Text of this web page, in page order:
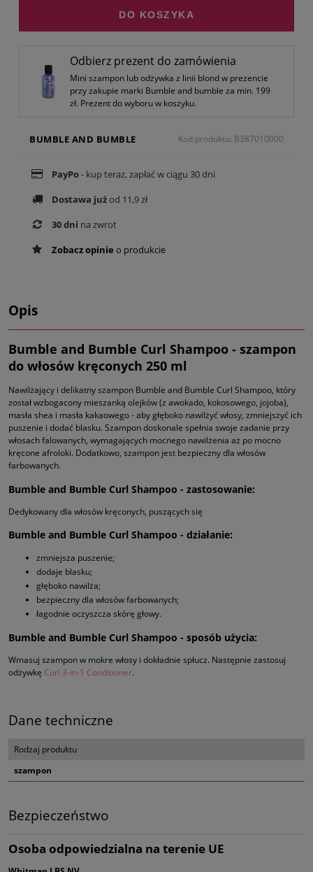
Odbierz prezent do zamówienia
Mini szampon lub odżywka z linii blond w prezencie
przy zakupie marki Bumble and bumble za min. 199
zł. Prezent do wyboru w koszyku.
DO KOSZYKA
BUMBLE AND BUMBLE Kod produktu: B387010000
PayPo- kup teraz, zapłać w ciągu 30 dni
Dostawa jużod 11,9 zł
30 dni na zwrot
Zobacz opinie o produkcie
Opis
Bumble and Bumble Curl Shampoo - szampon
do włosów kręconych 250 ml
Nawilżający i delikatny szampon Bumble and Bumble Curl Shampoo, który
został wzbogacony mieszanką olejków (z awokado, kokosowego, jojoba),
masła shea i masła kakaowego - aby głęboko nawilżyć włosy, zmniejszyć ich
puszenie i dodać blasku. Szampon doskonale spełnia swoje zadanie przy
włosach falowanych, wymagających mocnego nawilżenia aż po mocno
kręcone afroloki. Dodatkowo, szampon jest bezpieczny dla włosów
farbowanych.
Bumble and Bumble Curl Shampoo - zastosowanie:
Dedykowany dla włosów kręconych, puszących się
Bumble and Bumble Curl Shampoo - działanie:
zmniejsza puszenie;
dodaje blasku;
głęboko nawilża;
bezpieczny dla włosów farbowanych;
łagodnie oczyszcza skórę głowy.
Bumble and Bumble Curl Shampoo - sposób użycia:
Wmasuj szampon w mokre włosy i dokładnie spłucz. Następnie zastosuj
odżywkę Curl 3-in-1 Conditioner.
Dane techniczne
Rodzaj produktu
szampon
Bezpieczeństwo
Osoba odpowiedzialna na terenie UE